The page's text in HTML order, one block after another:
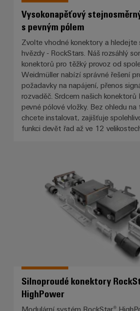
Vysokonapěťový
s pevným pólem
Zvolte vhodné konektory a hledejte
hvězdy - RockStars. Náš rozsáhlý
konektorů pro těžký provoz od
Weidmüller nabízí správné řešení
požadavky na napájení, přenos
rozvaděč. Srdcem našich konektorů
pevné pólové vložky. Bez ohledu
chcete instalovat, zajišťuje
funkci devět řad až ve 12
Silnoproudé konektory
HighPower